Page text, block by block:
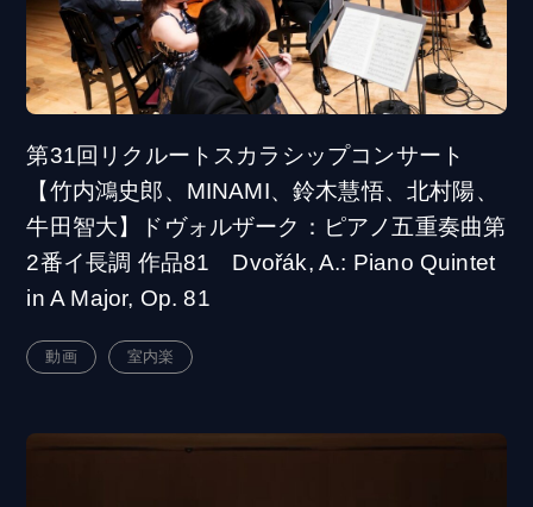
第31回リクルートスカラシップコンサート
【竹内鴻史郎、MINAMI、鈴木慧悟、北村陽、
牛田智大】ドヴォルザーク：ピアノ五重奏曲第
2番イ長調 作品81 Dvořák, A.: Piano Quintet
in A Major, Op. 81
動画 室内楽